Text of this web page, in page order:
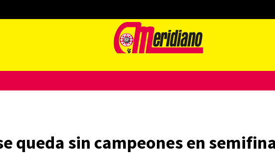
queda sin campeones en